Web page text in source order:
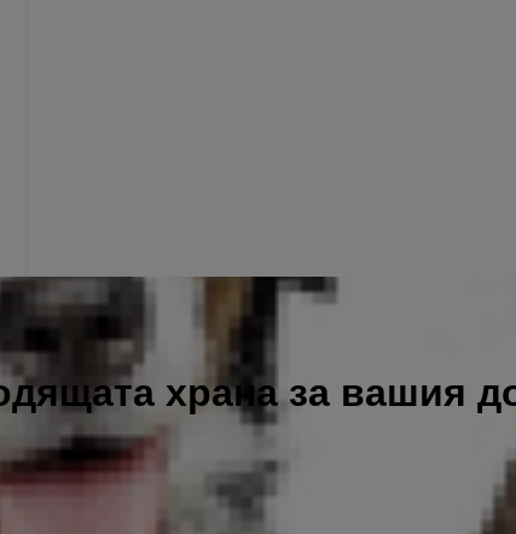
храна за вашия